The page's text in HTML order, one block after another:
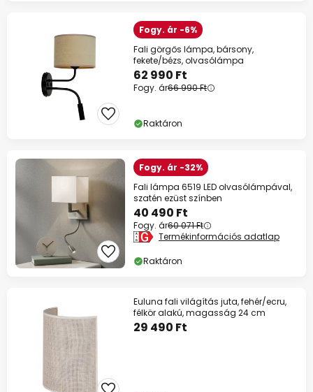
Fogy. ár -6%
Fali görgős lámpa, bársony,
fekete/bézs, olvasólámpa
62 990 Ft
Fogy. ár66 990 Ft
Raktáron
Fogy. ár -32%
Fali lámpa 6519 LED olvasólámpával,
szatén ezüst színben
40 490 Ft
Fogy. ár60 071 Ft
Termékinformációs adatlap
Raktáron
Euluna fali világítás juta, fehér/ecru,
félkör alakú, magasság 24 cm
29 490 Ft